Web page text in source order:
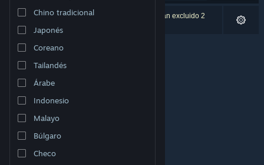
Cambiar idioma
Obtener la aplicación de Steam Mobile
Ver versión clásica
Chino tradicional
Japonés
Coreano
Tailandés
Árabe
Indonesio
Malayo
Búlgaro
Checo
0 resultado(s) coinciden con la búsqueda. Se han excluido 2
títulos según tus preferencias.